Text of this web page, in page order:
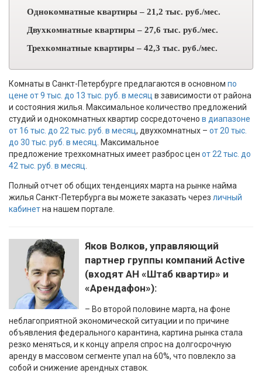
Однокомнатные квартиры – 21,2 тыс. руб./мес.
Двухкомнатные квартиры – 27,6 тыс. руб./мес.
Трехкомнатные квартиры – 42,3 тыс. руб./мес.
Комнаты в Санкт-Петербурге предлагаются в основном по
цене от 9 тыс. до 13 тыс. руб. в месяц в зависимости от района
и состояния жилья. Максимальное количество предложений
студий и однокомнатных квартир сосредоточено в диапазоне
от 16 тыс. до 22 тыс. руб. в месяц, двухкомнатных – от 20 тыс.
до 30 тыс. руб. в месяц. Максимальное
предложение трехкомнатных имеет разброс цен от 22 тыс. до
42 тыс. руб. в месяц.
Полный отчет об общих тенденциях марта на рынке найма
жилья Санкт-Петербурга вы можете заказать через личный
кабинетна нашем портале.
Яков Волков, управляющий
партнер группы компаний Active
(входят АН «Штаб квартир» и
«Арендафон»):
– Во второй половине марта, на фоне
неблагоприятной экономической ситуации и по причине
объявления федерального карантина, картина рынка стала
резко меняться, и к концу апреля спрос на долгосрочную
аренду в массовом сегменте упал на 60%, что повлекло за
собой и снижение арендных ставок.